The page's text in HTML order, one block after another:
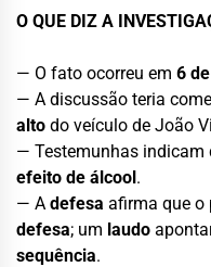
O QUE DIZ A
— O fato ocorreu em 6
— A discussão teria
alto do veículo de João
— Testemunhas indicam
efeito de álcool.
— A defesa afirma que o
defesa; um laudo
sequência.